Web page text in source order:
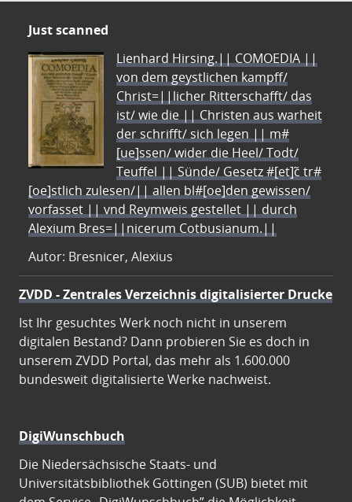
Just scanned
Lienhard Hirsing.|| COMOEDIA ||
von dem geystlichen kampff/
Christ=||licher Ritterschafft/ das
ist/ wie die || Christen aus warheit
der schrifft/ sich legen || m#
[ue]ssen/ wider die Heel/ Todt/
Teuffel || Sünde/ Gesetz #[et]c̃ tr#
[oe]stlich zulesen/|| allen bl#[oe]den gewissen/
vorfasset || vnd Reymweis gestellet || durch
Alexium Bres=||nicerum Cotbusianum.||
Autor: Bresnicer, Alexius
ZVDD - Zentrales Verzeichnis digitalisierter Drucke
Ist Ihr gesuchtes Werk noch nicht in unserem
digitalen Bestand? Dann probieren Sie es doch in
unserem ZVDD Portal, das mehr als 1.600.000
bundesweit digitalisierte Werke nachweist.
DigiWunschbuch
Die Niedersächsische Staats- und
Universitätsbibliothek Göttingen (SUB) bietet mit